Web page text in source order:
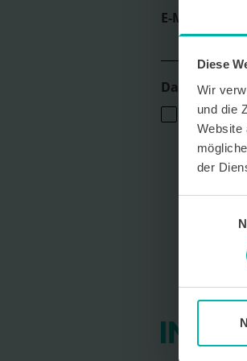
Diese
Wir
und die
Website
der
E-Mail *
Ich stimme
Das
Der
kostenfrei
Umgang
finden Sie